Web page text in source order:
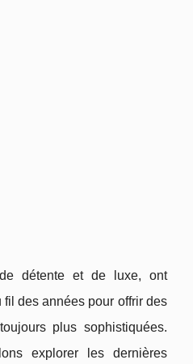
détente et de luxe, ont
des années pour offrir des
plus sophistiquées.
explorer les dernières